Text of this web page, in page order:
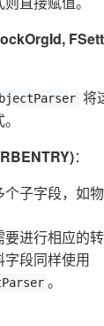
将
：
子字段，如
进行相应的
段同样使用
。